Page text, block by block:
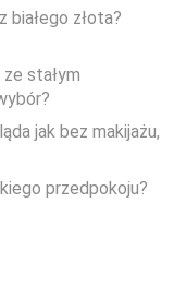
białego złota?
stałym
jak bez makijażu,
przedpokoju?